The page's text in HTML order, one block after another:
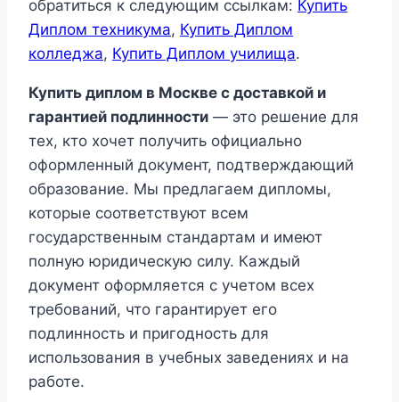
обратиться к следующим ссылкам: Купить
Диплом техникума, Купить Диплом
колледжа, Купить Диплом училища.
Купить диплом в Москве с доставкой и
гарантией подлинности — это решение для
тех, кто хочет получить официально
оформленный документ, подтверждающий
образование. Мы предлагаем дипломы,
которые соответствуют всем
государственным стандартам и имеют
полную юридическую силу. Каждый
документ оформляется с учетом всех
требований, что гарантирует его
подлинность и пригодность для
использования в учебных заведениях и на
работе.